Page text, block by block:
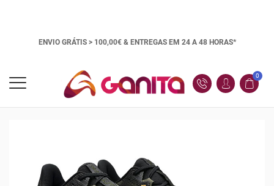
ENVIO GRÁTIS > 100,00€ & ENTREGAS EM 24 A 48 HORAS*
0